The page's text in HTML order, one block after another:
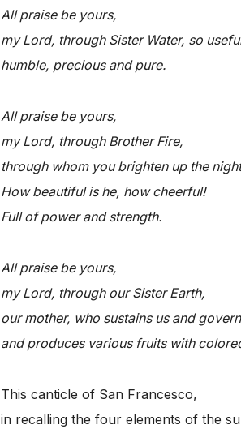
All praise be yours,
my Lord, through Sister Water, so
humble, precious and pure.
All praise be yours,
my Lord, through Brother Fire,
through whom you brighten up the
How beautiful is he, how cheerful!
Full of power and strength.
All praise be yours,
my Lord, through our Sister Earth,
our mother, who sustains us and
and produces various fruits with
This canticle of San Francesco,
in recalling the four elements of the